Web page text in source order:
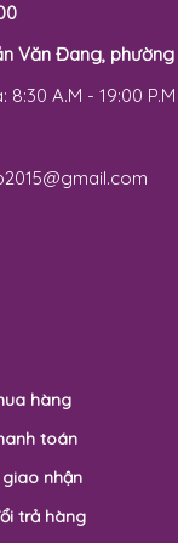
Văn Đang, phường
A.M - 19:00
hàng
toán
nhận
trả hàng